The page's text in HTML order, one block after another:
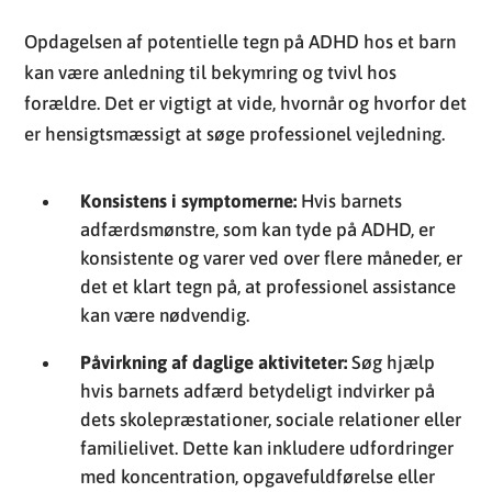
Opdagelsen af potentielle tegn på ADHD hos et barn
kan være anledning til bekymring og tvivl hos
forældre. Det er vigtigt at vide, hvornår og hvorfor det
er hensigtsmæssigt at søge professionel vejledning.
Konsistens i symptomerne: Hvis barnets
adfærdsmønstre, som kan tyde på ADHD, er
konsistente og varer ved over flere måneder, er
det et klart tegn på, at professionel assistance
kan være nødvendig.
Påvirkning af daglige aktiviteter: Søg hjælp
hvis barnets adfærd betydeligt indvirker på
dets skolepræstationer, sociale relationer eller
familielivet. Dette kan inkludere udfordringer
med koncentration, opgavefuldførelse eller